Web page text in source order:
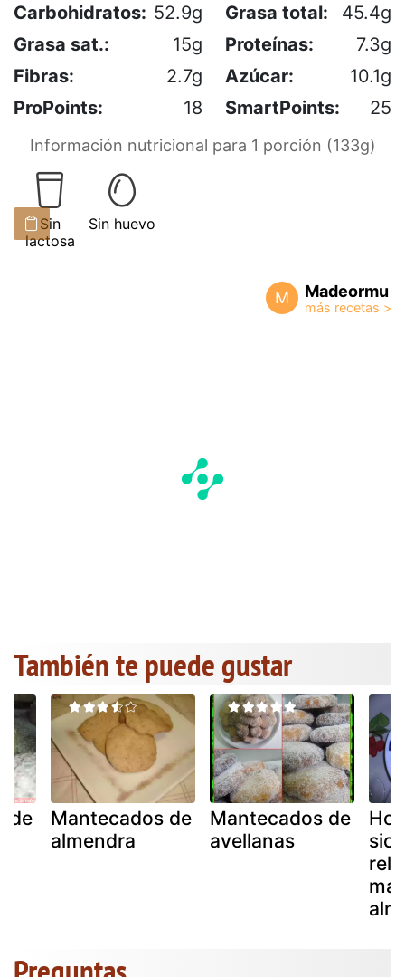
Carbohidratos: 52.9g Grasa total:
45.4g
Grasa sat.:
15g Proteínas:
7.3g
Fibras:
2.7g Azúcar:
10.1g
ProPoints:
18 SmartPoints: 25
Información nutricional para 1 porción (133g)
Sin
lactosa
Sin huevo
M Madeormu
También te puede gustar
de
Mantecados de
almendra
Mantecados de
avellanas